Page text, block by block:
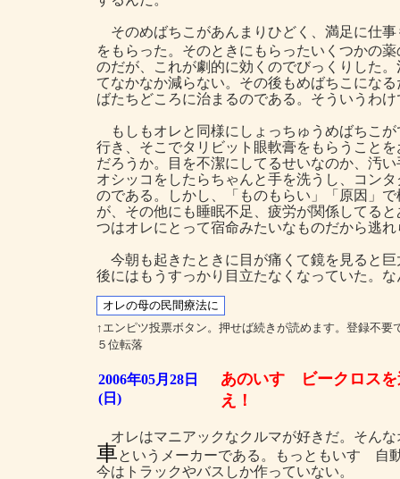
そのめばちこがあんまりひどく、満足に仕
をもらった。そのときにもらったいくつかの薬
のだが、これが劇的に効くのでびっくりした
てなかなか減らない。その後もめばちこにな
ばたちどころに治まるのである。そういうわ
もしもオレと同様にしょっちゅうめばちこ
行き、そこでタリビット眼軟膏をもらうこと
だろうか。目を不潔にしてるせいなのか、汚
オシッコをしたらちゃんと手を洗うし、コン
のである。しかし、「ものもらい」「原因」
が、その他にも睡眠不足、疲労が関係してる
つはオレにとって宿命みたいなものだから逃
今朝も起きたときに目が痛くて鏡を見ると
後にはもうすっかり目立たなくなっていた。
↑エンピツ投票ボタン。押せば続きが読めます。登録不要
５位転落
2006年05月28日
(日)
あのいすゞビークロス
え！
オレはマニアックなクルマが好きだ。そん
車というメーカーである。もっともいすゞ自
今はトラックやバスしか作っていない。